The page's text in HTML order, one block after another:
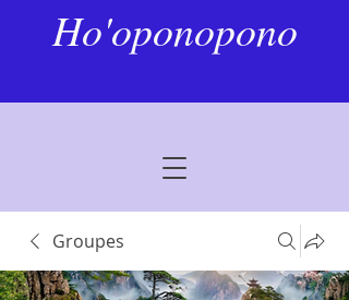
Ho'oponopono
Groupes